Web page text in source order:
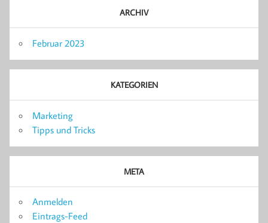
ARCHIV
Februar 2023
KATEGORIEN
Marketing
Tipps und Tricks
META
Anmelden
Eintrags-Feed